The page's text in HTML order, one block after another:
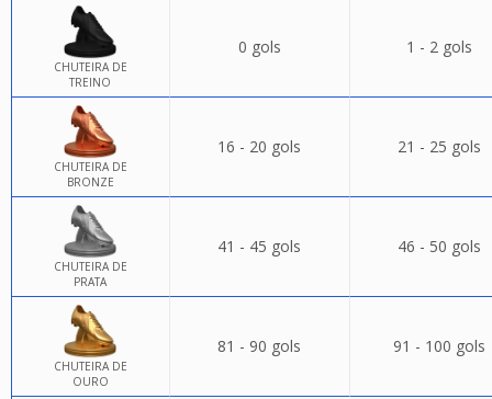
CHUTEIRA DE
TREINO
0 gols 1 - 2 gols
CHUTEIRA DE
BRONZE
16 - 20 gols 21 - 25 gols
CHUTEIRA DE
PRATA
41 - 45 gols 46 - 50 gols
CHUTEIRA DE
OURO
81 - 90 gols 91 - 100 gols